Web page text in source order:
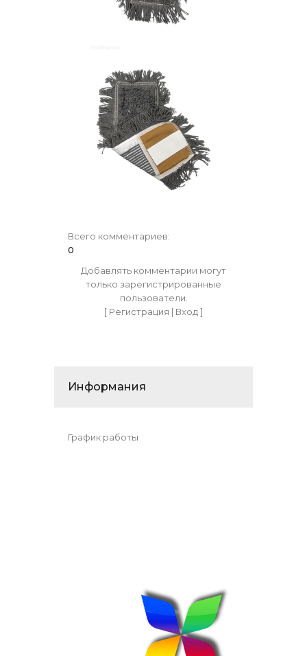
Всего комментариев:
0
Добавлять комментарии могут
только зарегистрированные
пользователи.
[ Регистрация | Вход]
Информания
График работы